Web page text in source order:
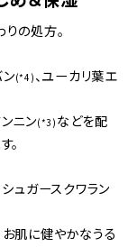
の処方。
ン(*4) 、ユーカリ葉エ
ニン(*3) などを配
。
ュガースクワラン
肌に健やかなうる